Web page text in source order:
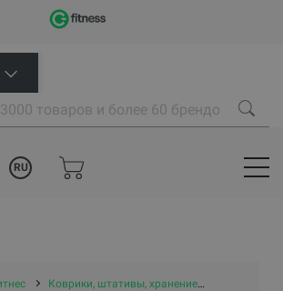
RU
Коврики, штативы, хранение